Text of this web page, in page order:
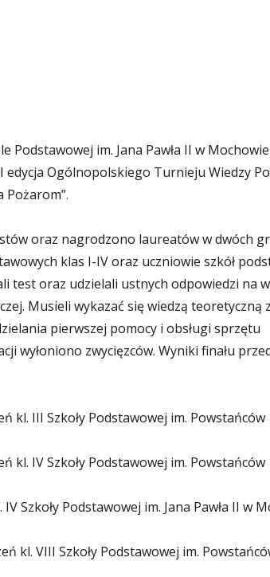
Podstawowej im. Jana Pawła II w
edycja Ogólnopolskiego Turnieju Wiedzy
Pożarom”.
oraz nagrodzono laureatów w dwóch
klas I-IV oraz uczniowie szkół
test oraz udzielali ustnych odpowiedzi na
Musieli wykazać się wiedzą teoretyczną
pierwszej pomocy i obsługi sprzętu
wyłoniono zwycięzców. Wyniki finału
kl. III Szkoły Podstawowej im. Powstańców
kl. IV Szkoły Podstawowej im. Powstańców
IVSzkoły Podstawowej im. Jana Pawła II w
kl. VIII Szkoły Podstawowej im.